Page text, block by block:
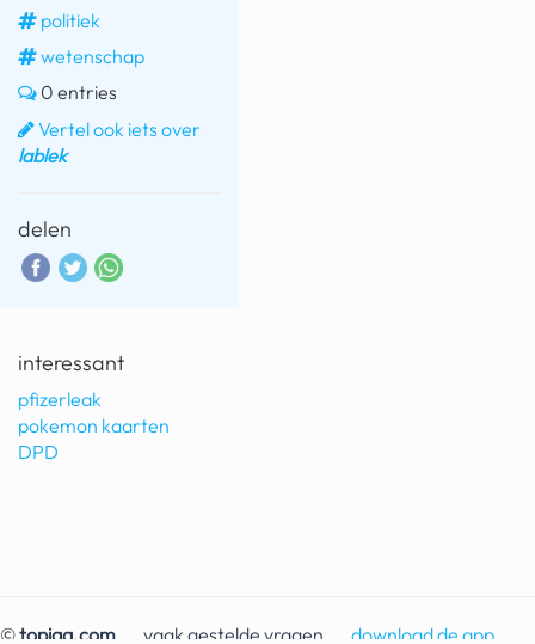
politiek
wetenschap
0 entries
Vertel ook iets over
lablek
delen
interessant
pfizerleak
pokemon kaarten
DPD
©topiqq.com vaak gestelde vragen download de app